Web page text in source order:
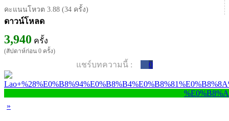
คะแนนโหวต 3.88 (34 ครั้ง)
ดาวน์โหลด
3,940 ครั้ง
(สัปดาห์ก่อน 0 ครั้ง)
แชร์บทความนี้ : 0
»